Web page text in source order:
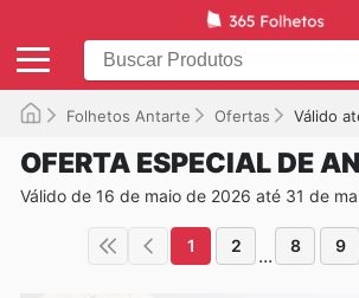
Folhetos Antarte Ofertas Válido
OFERTA ESPECIAL DE
Válido de 16 de maio de 2026 até 31 de
1 2 ... 8 9